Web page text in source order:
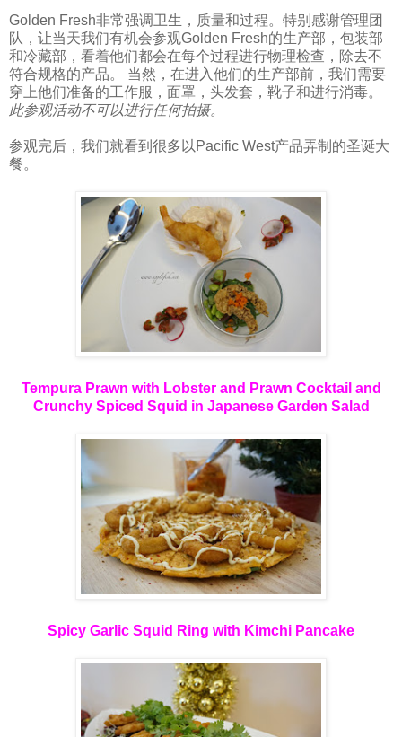
Golden Fresh非常强调卫生，质量和过程。特别感谢管理团
队，让当天我们有机会参观Golden Fresh的生产部，包装部
和冷藏部，看着他们都会在每个过程进行物理检查，除去不
符合规格的产品。 当然，在进入他们的生产部前，我们需要
穿上他们准备的工作服，面罩，头发套，靴子和进行消毒。
此参观活动不可以进行任何拍摄。
参观完后，我们就看到很多以Pacific West产品弄制的圣诞大
餐。
Tempura Prawn with Lobster and Prawn Cocktail and
Crunchy Spiced Squid in Japanese Garden Salad
Spicy Garlic Squid Ring with Kimchi Pancake